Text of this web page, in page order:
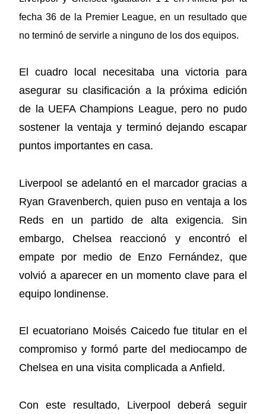
fecha 36 de la Premier League, en un resultado que
no terminó de servirle a ninguno de los dos equipos.
El cuadro local necesitaba una victoria para
asegurar su clasificación a la próxima edición
de la UEFA Champions League, pero no pudo
sostener la ventaja y terminó dejando escapar
puntos importantes en casa.
Liverpool se adelantó en el marcador gracias a
Ryan Gravenberch, quien puso en ventaja a los
Reds en un partido de alta exigencia. Sin
embargo, Chelsea reaccionó y encontró el
empate por medio de Enzo Fernández, que
volvió a aparecer en un momento clave para el
equipo londinense.
El ecuatoriano Moisés Caicedo fue titular en el
compromiso y formó parte del mediocampo de
Chelsea en una visita complicada a Anfield.
Con este resultado, Liverpool deberá seguir